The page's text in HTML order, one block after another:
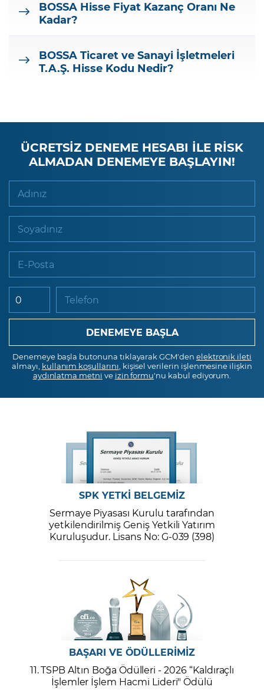
BOSSA Hisse Fiyat Kazanç Oranı Ne
Kadar?
BOSSA Ticaret ve Sanayi İşletmeleri
T.A.Ş. Hisse Kodu Nedir?
ÜCRETSİZ DENEME HESABI İLE RİSK
ALMADAN DENEMEYE BAŞLAYIN!
Adınız
Soyadınız
E-Posta
Telefon
Denemeye başla butonuna tıklayarak GCM'den elektronik ileti
almayı, kullanım koşullarını , kişisel verilerin işlenmesine ilişkin
aydınlatma metni ve izin formu'nu kabul ediyorum.
SPK YETKİ BELGEMİZ
Sermaye Piyasası Kurulu tarafından
yetkilendirilmiş Geniş Yetkili Yatırım
Kuruluşudur. Lisans No: G-039 (398)
BAŞARI VE ÖDÜLLERİMİZ
11. TSPB Altın Boğa Ödülleri - 2026 “Kaldıraçlı
İşlemler İşlem Hacmi Lideri" Ödülü